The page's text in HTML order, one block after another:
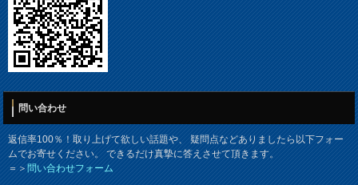
問い合わせ
返信率100％！取り上げて欲しい話題や、 疑問点などありましたら以下フォー
ムでお寄せください。 できるだけ真摯に答えさせて頂きます。
＝＞問い合わせフォーム